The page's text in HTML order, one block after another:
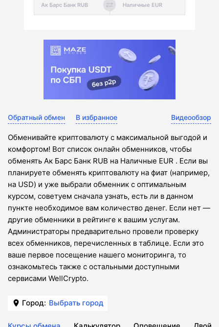
Обратный обмен В избранное Видеообзор
Обменивайте криптовалюту с максимальной выгодой и
комфортом! Вот список онлайн обменников, чтобы
обменять Ак Барс Банк RUB на Наличные EUR . Если вы
планируете обменять криптовалюту на фиат (например,
на USD) и уже выбрали обменник с оптимальным
курсом, советуем сначала узнать, есть ли в данном
пункте необходимое вам количество денег. Если нет —
другие обменники в рейтинге к вашим услугам.
Администраторы предварительно провели проверку
всех обменников, перечисленных в таблице. Если это
ваше первое посещение нашего мониторинга, то
ознакомьтесь также с остальными доступными
сервисами WellCrypto.
Город: Выбрать город